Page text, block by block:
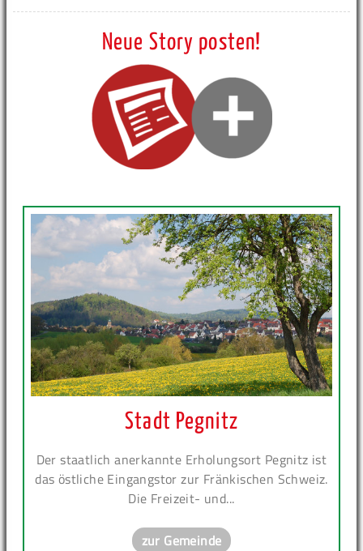
Neue Story posten!
Stadt Pegnitz
Der staatlich anerkannte Erholungsort Pegnitz ist
das östliche Eingangstor zur Fränkischen Schweiz.
Die Freizeit- und...
zur Gemeinde